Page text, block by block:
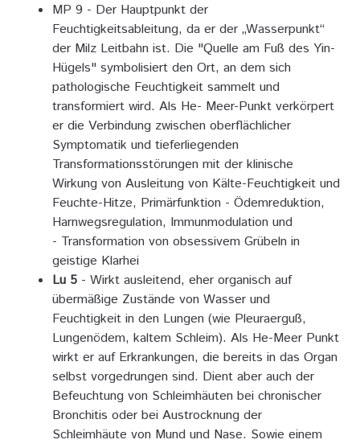
MP 9 - Der Hauptpunkt der
Feuchtigkeitsableitung, da er der „Wasserpunkt“
der Milz Leitbahn ist. Die "Quelle am Fuß des Yin-
Hügels" symbolisiert den Ort, an dem sich
pathologische Feuchtigkeit sammelt und
transformiert wird. Als He- Meer-Punkt verkörpert
er die Verbindung zwischen oberflächlicher
Symptomatik und tieferliegenden
Transformationsstörungen mit der klinische
Wirkung von Ausleitung von Kälte-Feuchtigkeit und
Feuchte-Hitze, Primärfunktion - Ödemreduktion,
Harnwegsregulation, Immunmodulation und
- Transformation von obsessivem Grübeln in
geistige Klarhei
Lu 5 - Wirkt ausleitend, eher organisch auf
übermäßige Zustände von Wasser und
Feuchtigkeit in den Lungen (wie Pleuraerguß,
Lungenödem, kaltem Schleim). Als He-Meer Punkt
wirkt er auf Erkrankungen, die bereits in das Organ
selbst vorgedrungen sind. Dient aber auch der
Befeuchtung von Schleimhäuten bei chronischer
Bronchitis oder bei Austrocknung der
Schleimhäute von Mund und Nase. Sowie einem